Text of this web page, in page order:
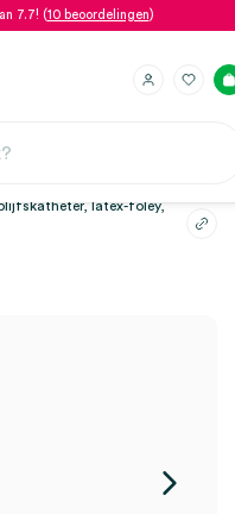
7.7! (10 beoordelingen)
latex-foley,